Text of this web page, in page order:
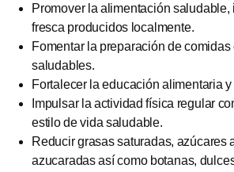
Promover la alimentación
fresca producidos localmente.
Fomentar la preparación de
saludables.
Fortalecer la educación alimentaria
Impulsar la actividad física regular
estilo de vida saludable.
Reducir grasas saturadas, azúcares
azucaradas así como botanas,